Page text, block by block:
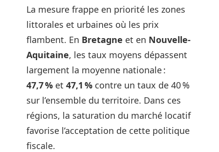
La mesure frappe en priorité les zones
littorales et urbaines où les prix
flambent. En Bretagne et en Nouvelle-
Aquitaine, les taux moyens dépassent
largement la moyenne nationale :
47,7 % et 47,1 % contre un taux de 40 %
sur l’ensemble du territoire. Dans ces
régions, la saturation du marché locatif
favorise l’acceptation de cette politique
fiscale.